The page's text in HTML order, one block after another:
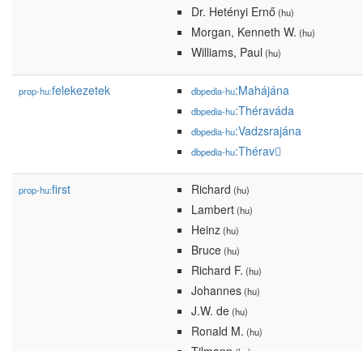
Dr. Hetényi Ernő (hu)
Morgan, Kenneth W. (hu)
Williams, Paul (hu)
prop-hu:felekezetek dbpedia-hu:Mahájána
dbpedia-hu:Théraváda
dbpedia-hu:Vadzsrajána
dbpedia-hu:Thérav
prop-hu:first Richard (hu)
Lambert(hu)
Heinz(hu)
Bruce(hu)
Richard F. (hu)
Johannes(hu)
J.W. de(hu)
Ronald M. (hu)